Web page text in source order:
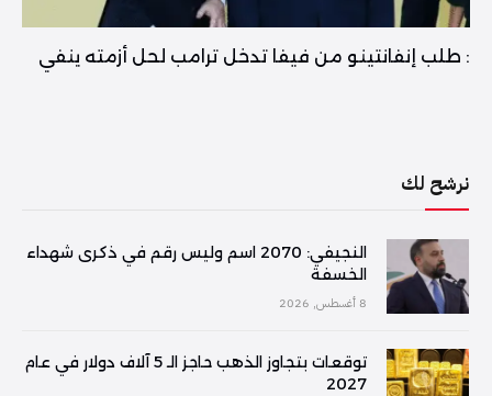
: طلب إنفانتينو من فيفا تدخل ترامب لحل أزمته ينفي
نرشح لك
النجيفي: 2070 اسم وليس رقم في ذكرى شهداء
الخسفة
8 أغسطس, 2026
توقعات بتجاوز الذهب حاجز الـ 5 آلاف دولار في عام
2027